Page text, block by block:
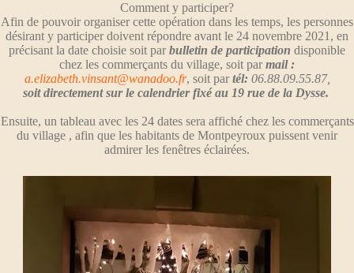
Comment y participer?
Afin de pouvoir organiser cette opération dans les temps, les personnes
désirant y participer doivent répondre avant le 24 novembre 2021, en
précisant la date choisie soit parbulletin de participation disponible
chez les commerçants du village, soit parmail :
a.elizabeth.vinsant@wanadoo.fr, soit par tél: 06.88.09.55.87,
soit directement sur le calendrier fixé au 19 rue de la Dysse.
Ensuite, un tableau avec les 24 dates sera affiché chez les commerçants
du village , afin que les habitants de Montpeyroux puissent venir
admirer les fenêtres éclairées.